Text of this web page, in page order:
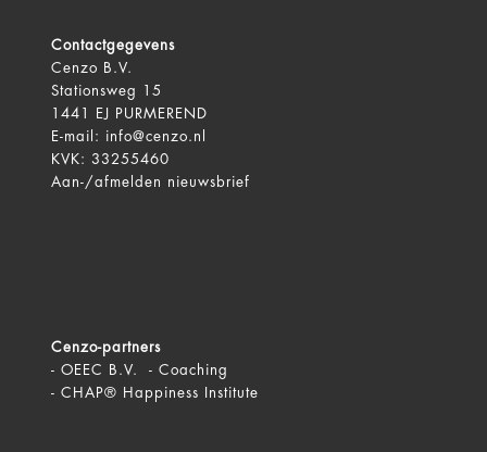
Contactgegevens
Cenzo B.V.
Stationsweg 15
1441 EJ PURMEREND
E-mail:
info@cenzo.nl
KVK: 33255460
Aan-/afmelden
nieuwsbrief
Cenzo-partners
- OEEC B.V. - Coaching
- CHAP® Happiness Institute